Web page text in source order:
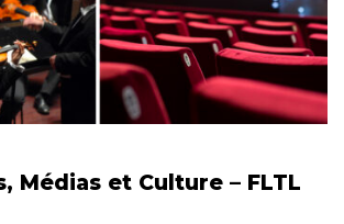
Médias et Culture – FLTL